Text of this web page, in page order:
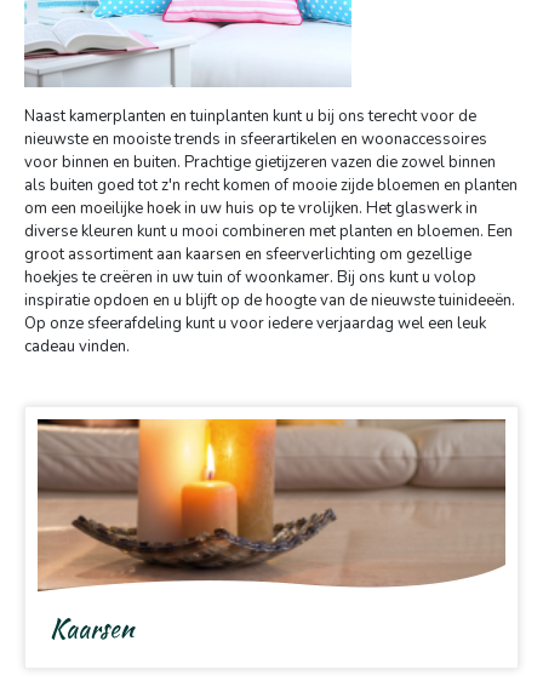
Naast kamerplanten en tuinplanten kunt u bij ons terecht voor de
nieuwste en mooiste trends in sfeerartikelen en woonaccessoires
voor binnen en buiten. Prachtige gietijzeren vazen die zowel binnen
als buiten goed tot z'n recht komen of mooie zijde bloemen en planten
om een moeilijke hoek in uw huis op te vrolijken. Het glaswerk in
diverse kleuren kunt u mooi combineren met planten en bloemen. Een
groot assortiment aan kaarsen en sfeerverlichting om gezellige
hoekjes te creëren in uw tuin of woonkamer. Bij ons kunt u volop
inspiratie opdoen en u blijft op de hoogte van de nieuwste tuinideeën.
Op onze sfeerafdeling kunt u voor iedere verjaardag wel een leuk
cadeau vinden.
Kaarsen